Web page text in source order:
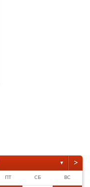
▼ >
ПТ СБ ВС